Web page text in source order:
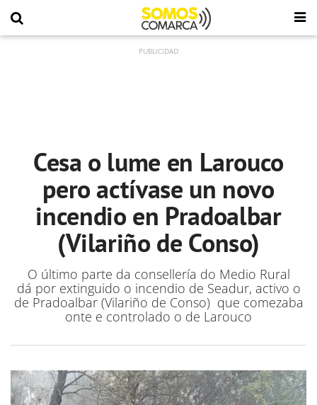
Cesa o lume en Larouco
pero actívase un novo
incendio en Pradoalbar
(Vilariño de Conso)
O último parte da consellería do Medio Rural
dá por extinguido o incendio de Seadur, activo o
de Pradoalbar (Vilariño de Conso) que comezaba
onte e controlado o de Larouco